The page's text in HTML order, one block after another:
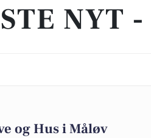
NYT
og Hus i Måløv